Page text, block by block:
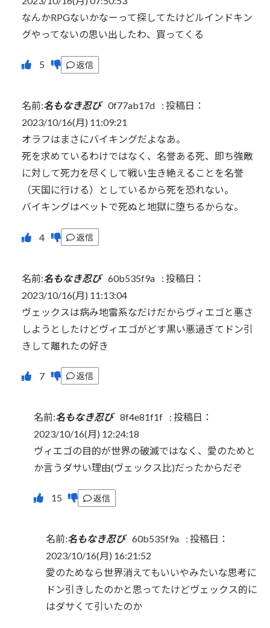
なんかRPGないかなーって探してたけどルインドキン
グやってないの思い出したわ、買ってくる
返信
名前:名もなき忍び 0f77ab17d : 投稿日：
2023/10/16(月) 11:09:21
オラフはまさにバイキングだよなあ。
死を求めているわけではなく、名誉ある死、即ち強敵
に対して死力を尽くして戦い生き絶えることを名誉
（天国に行ける）としているから死を恐れない。
バイキングはベットで死ぬと地獄に堕ちるからな。
返信
名前:名もなき忍び 60b535f9a : 投稿日：
2023/10/16(月) 11:13:04
ヴェックスは病み地雷系なだけだからヴィエゴと悪さ
しようとしたけどヴィエゴがどす黒い悪過ぎてドン引
きして離れたの好き
返信
名前:名もなき忍び 8f4e81f1f : 投稿日：
2023/10/16(月) 12:24:18
ヴィエゴの目的が世界の破滅ではなく、愛のためと
か言うダサい理由(ヴェックス比)だったからだぞ
返信
名前:名もなき忍び 60b535f9a : 投稿日：
2023/10/16(月) 16:21:52
愛のためなら世界消えてもいいやみたいな思考に
ドン引きしたのかと思ってたけどヴェックス的に
はダサくて引いたのか